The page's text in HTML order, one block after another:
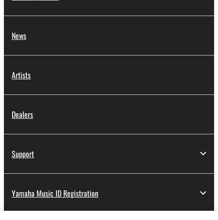
News
Artists
Dealers
Support
Yamaha Music ID Registration